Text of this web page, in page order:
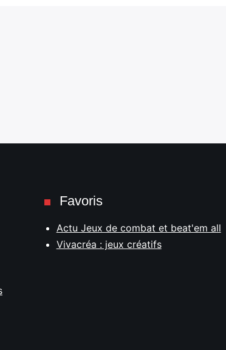
Favoris
Actu Jeux de combat et beat'em all
Vivacréa : jeux créatifs